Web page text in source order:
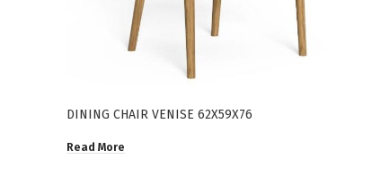
DINING CHAIR VENISE 62X59X76
Read More